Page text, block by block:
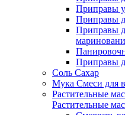
Приправы
Приправы
Приправы
Приправы
Соль Сахар
Мука Смеси для
Растительные
Растительные